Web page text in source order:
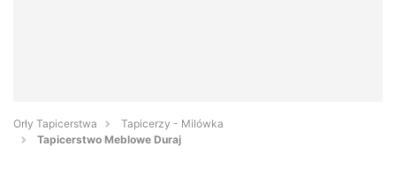
Orły Tapicerstwa
Tapicerzy - Milówka
Tapicerstwo Meblowe Duraj